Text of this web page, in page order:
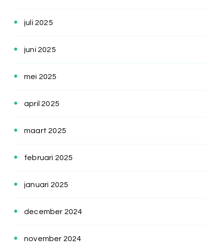
juli 2025
juni 2025
mei 2025
april 2025
maart 2025
februari 2025
januari 2025
december 2024
november 2024